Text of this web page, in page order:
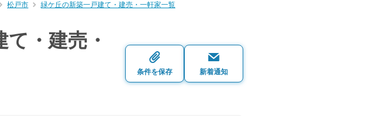
松戸市 緑ケ丘の新築一戸建て・建売・一軒家一覧
て・建売・
条件を保存 新着通知